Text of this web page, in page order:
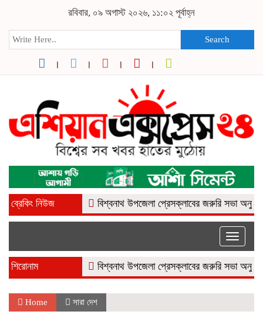
রবিবার, ০৯ অগাস্ট ২০২৬, ১১:০২ পূর্বাহ্ন
Search
ব্রেকিং নিউজ বিশ্বনাথ উপজেলা প্রেসক্লাবের জরুরি সভা অনুষ্ঠিত
Toggle
শিরোনাম বিশ্বনাথ উপজেলা প্রেসক্লাবের জরুরি সভা অনুষ্ঠিত
Home সারা দেশ